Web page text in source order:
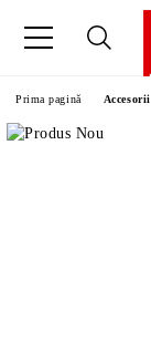
Prima pagină Accesorii